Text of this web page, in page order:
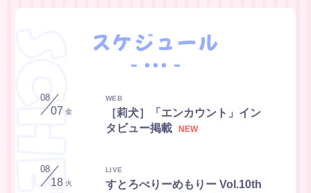
スケジュール
08
07 金
WEB
［莉犬］「エンカウント」イン
タビュー掲載
08
18 火
LIVE
すとろべりーめもりー Vol.10th